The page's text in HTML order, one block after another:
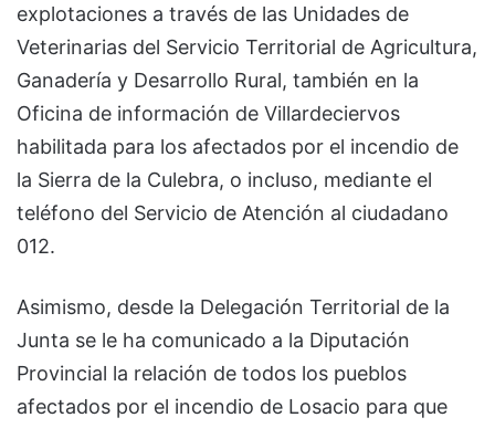
explotaciones a través de las Unidades de
Veterinarias del Servicio Territorial de Agricultura,
Ganadería y Desarrollo Rural, también en la
Oficina de información de Villardeciervos
habilitada para los afectados por el incendio de
la Sierra de la Culebra, o incluso, mediante el
teléfono del Servicio de Atención al ciudadano
012.
Asimismo, desde la Delegación Territorial de la
Junta se le ha comunicado a la Diputación
Provincial la relación de todos los pueblos
afectados por el incendio de Losacio para que